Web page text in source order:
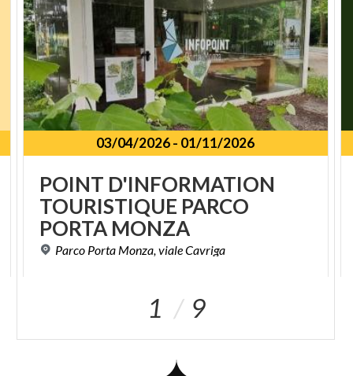
03/04/2026- 01/11/2026
POINT D'INFORMATION
TOURISTIQUE PARCO
PORTA MONZA
Parco Porta Monza,vialeCavriga
1 9